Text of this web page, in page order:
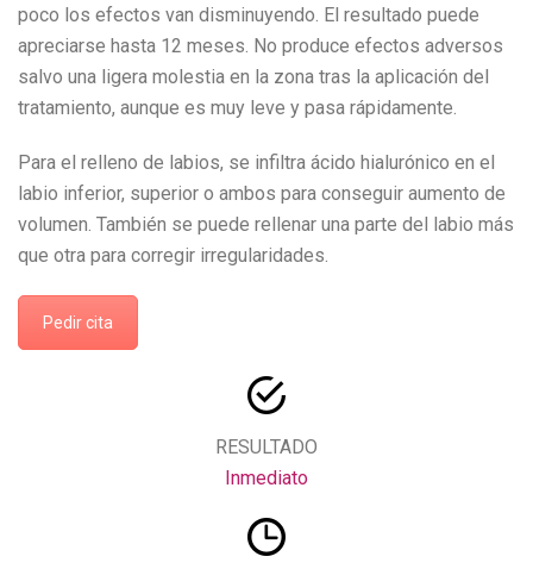
poco los efectos van disminuyendo. El resultado puede
apreciarse hasta 12 meses. No produce efectos adversos
salvo una ligera molestia en la zona tras la aplicación del
tratamiento, aunque es muy leve y pasa rápidamente.
Para el relleno de labios, se infiltra ácido hialurónico en el
labio inferior, superior o ambos para conseguir aumento de
volumen. También se puede rellenar una parte del labio más
que otra para corregir irregularidades.
Pedir cita
RESULTADO
Inmediato